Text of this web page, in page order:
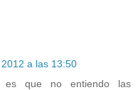
a las 13:50
es que no entiendo las